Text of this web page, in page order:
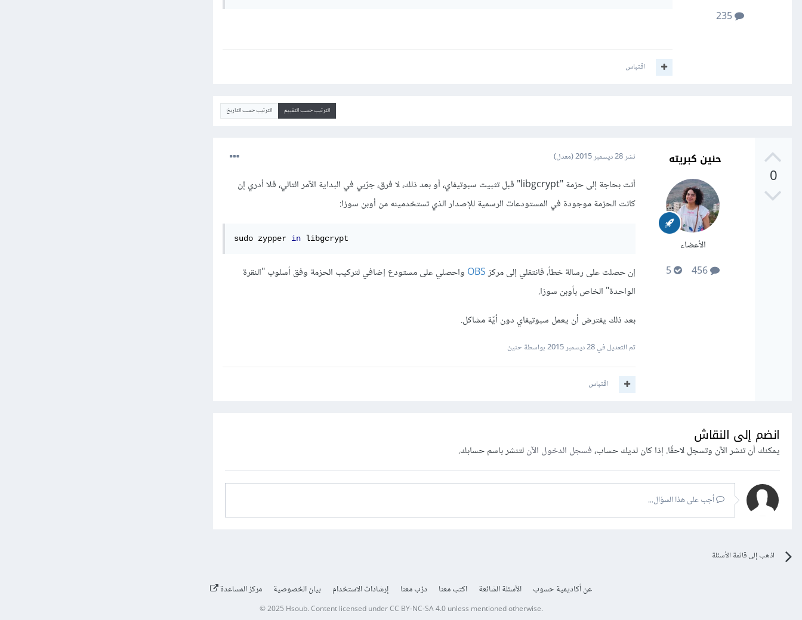
235
اقتباس
الترتيب حسب التقييم الترتيب حسب التاريخ
0
حنين كبريته
الأعضاء
نشر28 ديسمبر 2015 (معدل)
أنت بحاجة إلى حزمة "libgcrypt" قبل تثبيت سبوتيفاي، أو بعد ذلك، لا فرق، جرّبي في البداية الآمر التالي، فلا أدري إن
كانت الحزمة موجودة في المستودعات الرسمية للإصدار الذي تستخدمينه من أوبن سوزا:
sudo zypper in libgcrypt
إن حصلت على رسالة خطأ، فانتقلي إلى مركزOBS واحصلي على مستودع إضافي لتركيب الحزمة وفق أسلوب "النقرة
الواحدة" الخاص بأوبن سوزا.
بعد ذلك يفترض أن يعمل سبوتيفاي دون أيّة مشاكل.
تم التعديل في28 ديسمبر 2015 بواسطة حنين
اقتباس
انضم إلى النقاش
يمكنك أن تنشر الآن وتسجل لاحقًا. إذا كان لديك حساب،فسجل الدخول الآنلتنشر باسم حسابك.
أجب على هذا السؤال...
اذهب إلى قائمة الأسئلة
عن أكاديمية حسوب الأسئلة الشائعة اكتب معنا درّب معنا إرشادات الاستخدام بيان الخصوصية مركز المساعدة
© 2025 Hsoub.Content licensed underCC BY-NC-SA 4.0unless mentioned otherwise.